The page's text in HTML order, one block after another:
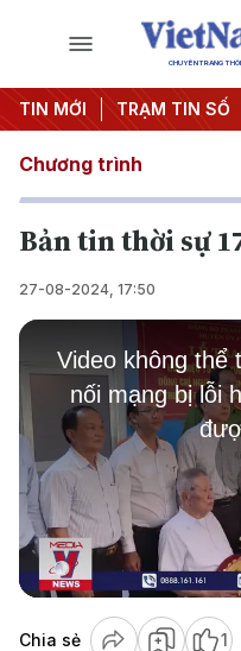
CHUYÊN TRANG
TIN MỚI TRẠM TIN SỐ
Nghị quyết thành hành
Chương trình
Bản tin thời sự
27-08-2024, 17:50
This
modal
window.
Video không thể
nối mạng bị lỗi
Chia sẻ 1